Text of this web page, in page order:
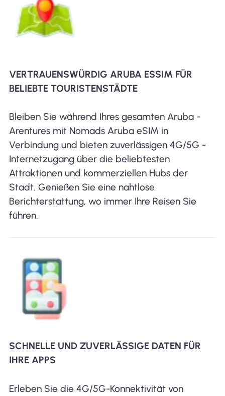
VERTRAUENSWÜRDIG ARUBA ESSIM FÜR
BELIEBTE TOURISTENSTÄDTE
Bleiben Sie während Ihres gesamten Aruba -
Arentures mit Nomads Aruba eSIM in
Verbindung und bieten zuverlässigen 4G/5G -
Internetzugang über die beliebtesten
Attraktionen und kommerziellen Hubs der
Stadt. Genießen Sie eine nahtlose
Berichterstattung, wo immer Ihre Reisen Sie
führen.
SCHNELLE UND ZUVERLÄSSIGE DATEN FÜR
IHRE APPS
Erleben Sie die 4G/5G-Konnektivität von